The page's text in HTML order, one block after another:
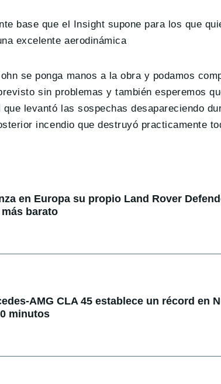
base que el Insight supone para los que
excelente aerodinámica
se ponga manos a la obra y podamos
sin problemas y también esperemos
que levantó las sospechas desapareciendo
incendio que destruyó practicamente
en Europa su propio Land Rover
barato
AMG CLA 45 establece un récord en
minutos